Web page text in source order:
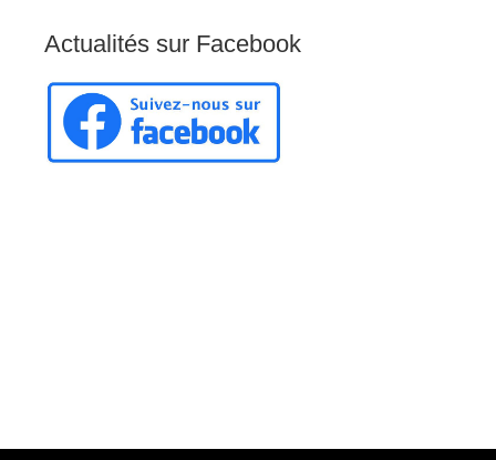
Actualités sur Facebook